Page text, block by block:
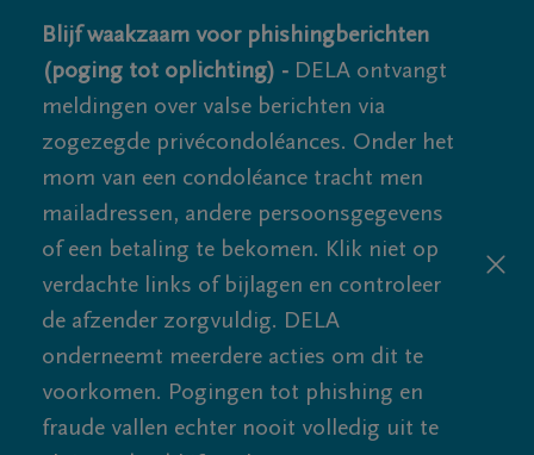
Blijf waakzaam voor phishingberichten
(poging tot oplichting) - DELA ontvangt
meldingen over valse berichten via
zogezegde privécondoléances. Onder het
mom van een condoléance tracht men
mailadressen, andere persoonsgegevens
of een betaling te bekomen. Klik niet op
verdachte links of bijlagen en controleer
de afzender zorgvuldig. DELA
onderneemt meerdere acties om dit te
voorkomen. Pogingen tot phishing en
fraude vallen echter nooit volledig uit te